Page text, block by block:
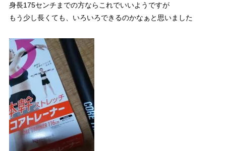
身長175センチまでの方ならこれでいいようですが
もう少し長くても、いろいろできるのかなぁと思いました